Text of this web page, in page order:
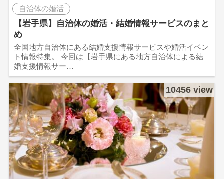
自治体の婚活
【岩手県】自治体の婚活・結婚情報サービスのまと
め
全国地方自治体にある結婚支援情報サービスや婚活イベン
ト情報特集。 今回は【岩手県にある地方自治体による結
婚支援情報サー…
10456 view